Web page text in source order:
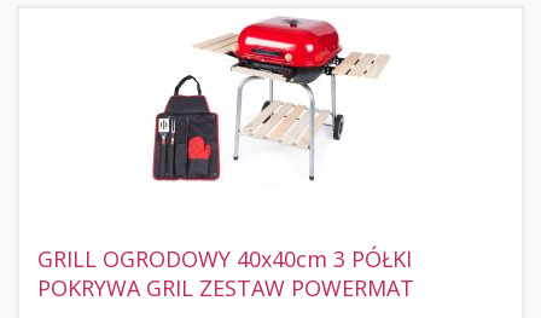
GRILL OGRODOWY 40x40cm 3 PÓŁKI
POKRYWA GRIL ZESTAW POWERMAT